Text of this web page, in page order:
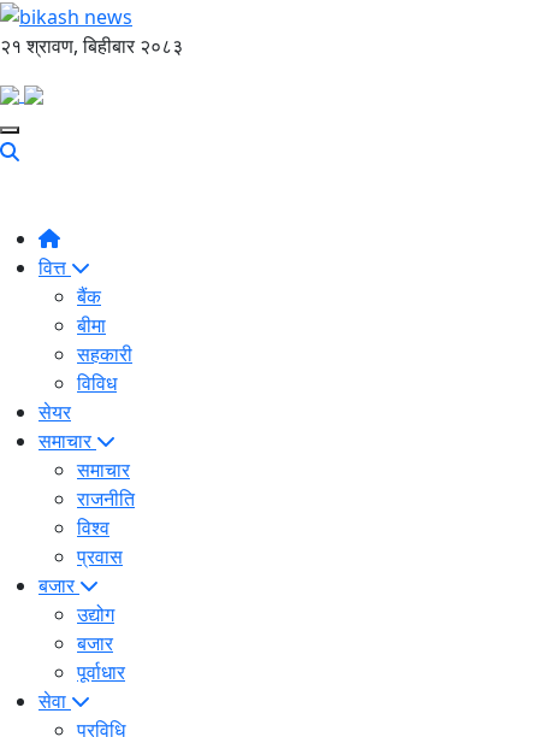
२१ श्रावण, बिहीबार २०८३
वित्त
बैंक
बीमा
सहकारी
विविध
सेयर
समाचार
समाचार
राजनीति
विश्व
प्रवास
बजार
उद्योग
बजार
पूर्वाधार
सेवा
प्रविधि